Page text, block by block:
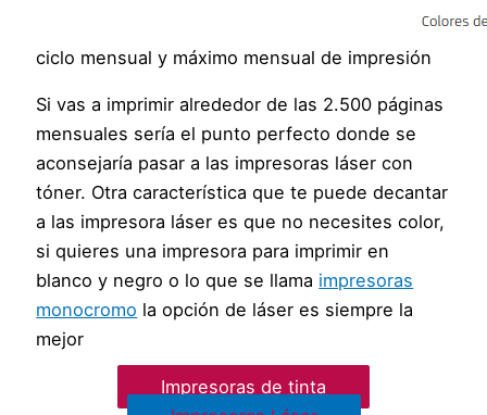
ciclo mensual y máximo mensual de impresión
Si vas a imprimir alrededor de las 2.500 páginas
mensuales sería el punto perfecto donde se
aconsejaría pasar a las impresoras láser con
tóner. Otra característica que te puede decantar
a las impresora láser es que no necesites color,
si quieres una impresora para imprimir en
blanco y negro o lo que se llama impresoras
monocromo la opción de láser es siempre la
mejor
Impresoras de tinta